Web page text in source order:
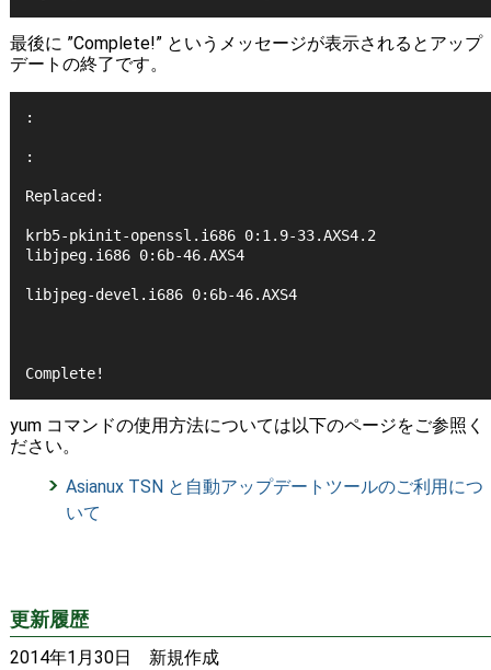
最後に ”Complete!” というメッセージが表示されるとアップ
デートの終了です。
:
:
Replaced:
krb5-pkinit-openssl.i686 0:1.9-33.AXS4.2
libjpeg.i686 0:6b-46.AXS4
libjpeg-devel.i686 0:6b-46.AXS4
Complete!
yum コマンドの使用方法については以下のページをご参照く
ださい。
Asianux TSN と自動アップデートツールのご利用につ
いて
更新履歴
2014年1月30日 新規作成